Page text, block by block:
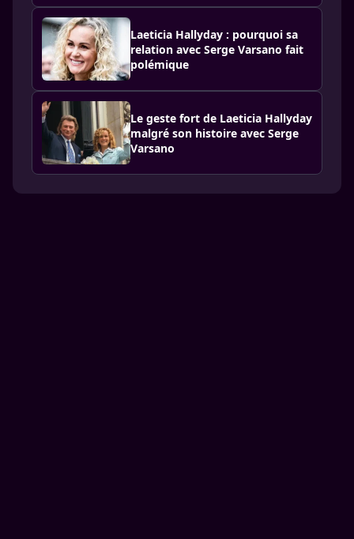
Laeticia Hallyday : pourquoi sa
relation avec Serge Varsano fait
polémique
Le geste fort de Laeticia Hallyday
malgré son histoire avec Serge
Varsano